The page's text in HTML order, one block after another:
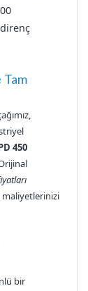
450
maliyetlerinizi
bir